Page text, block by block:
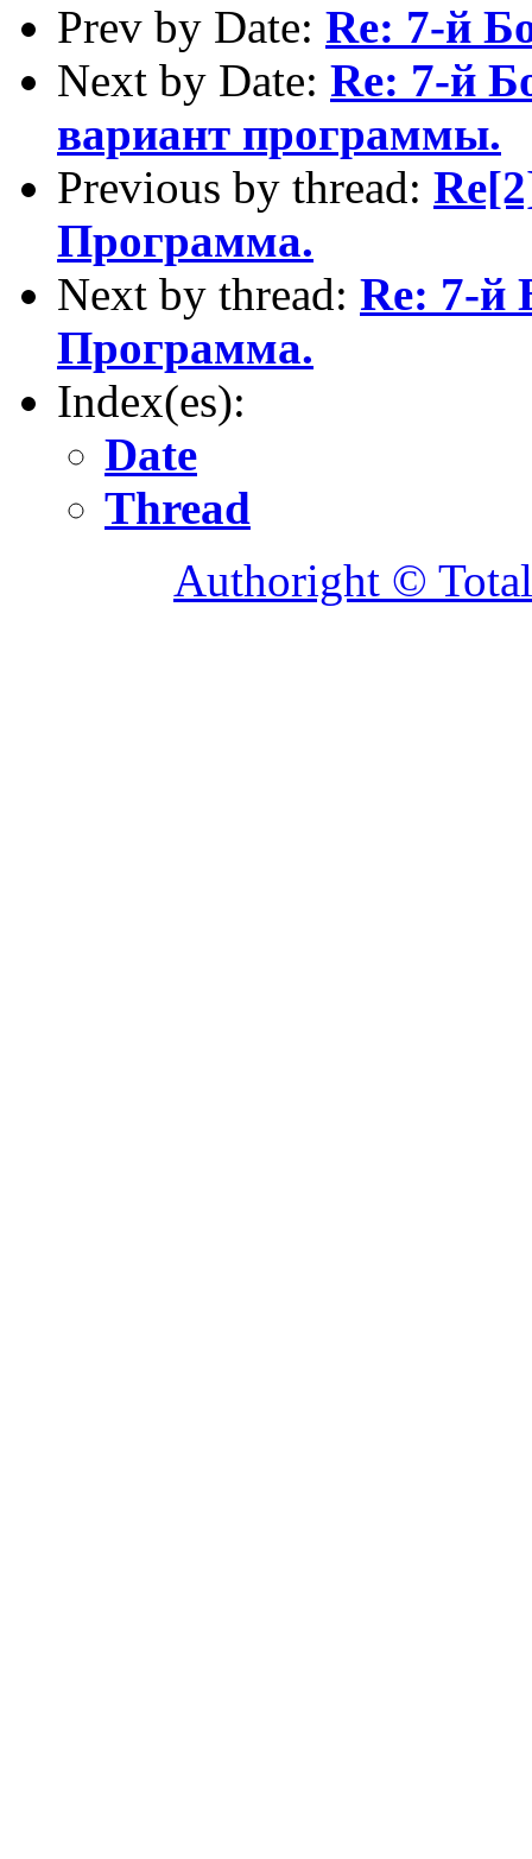
Prev by Date: Re: 7-й
Next by Date: Re: 7-й
вариант программы.
Previous by thread:
Программа.
Next by thread: Re: 7-й
Программа.
Index(es):
Date
Thread
Authoright ©